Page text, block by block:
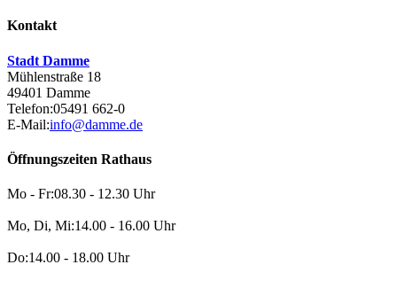
Kontakt
Stadt Damme
Mühlenstraße 18
49401 Damme
Telefon:05491 662-0
E-Mail:info@damme.de
Öffnungszeiten Rathaus
Mo - Fr:08.30 - 12.30 Uhr
Mo, Di, Mi:14.00 - 16.00 Uhr
Do:14.00 - 18.00 Uhr